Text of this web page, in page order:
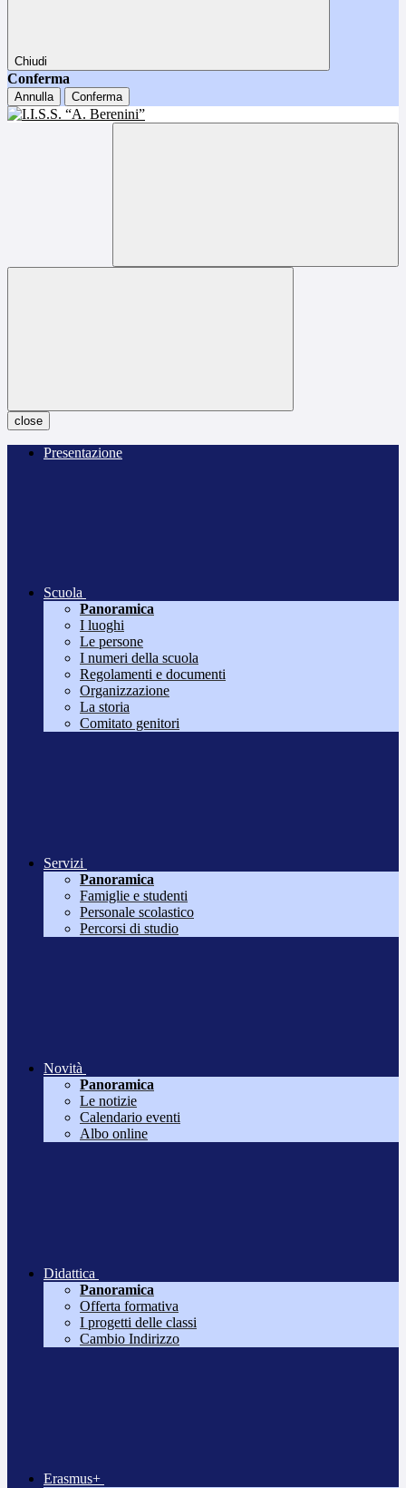
Chiudi
Conferma
Annulla Conferma
close
Presentazione
Scuola
Panoramica
I luoghi
Le persone
I numeri della scuola
Regolamenti e documenti
Organizzazione
La storia
Comitato genitori
Servizi
Panoramica
Famiglie e studenti
Personale scolastico
Percorsi di studio
Novità
Panoramica
Le notizie
Calendario eventi
Albo online
Didattica
Panoramica
Offerta formativa
I progetti delle classi
Cambio Indirizzo
Erasmus+